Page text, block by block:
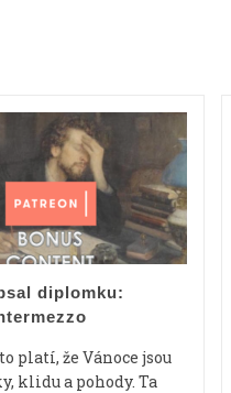
diplomku:
platí, že Vánoce jsou
klidu a pohody. Ta